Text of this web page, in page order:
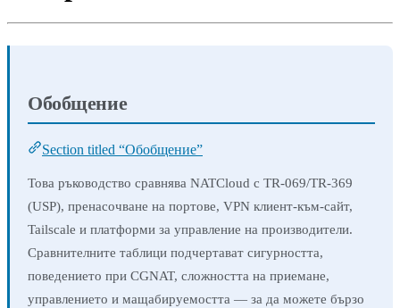
Обобщение
Section titled “Обобщение”
Това ръководство сравнява NATCloud с TR-069/TR-369
(USP), пренасочване на портове, VPN клиент-към-сайт,
Tailscale и платформи за управление на производители.
Сравнителните таблици подчертават сигурността,
поведението при CGNAT, сложността на приемане,
управлението и мащабируемостта — за да можете бързо